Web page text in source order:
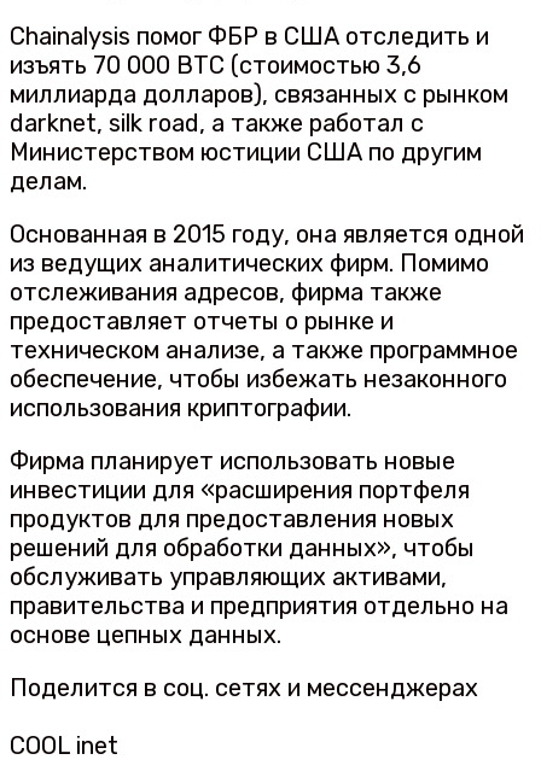
Chainalysis помог ФБР в США отследить и
изъять 70 000 BTC (стоимостью 3,6
миллиарда долларов), связанных с рынком
darknet, silk road, а также работал с
Министерством юстиции США по другим
делам.
Основанная в 2015 году, она является одной
из ведущих аналитических фирм. Помимо
отслеживания адресов, фирма также
предоставляет отчеты о рынке и
техническом анализе, а также программное
обеспечение, чтобы избежать незаконного
использования криптографии.
Фирма планирует использовать новые
инвестиции для «расширения портфеля
продуктов для предоставления новых
решений для обработки данных», чтобы
обслуживать управляющих активами,
правительства и предприятия отдельно на
основе цепных данных.
Поделится в соц. сетях и мессенджерах
COOL inet